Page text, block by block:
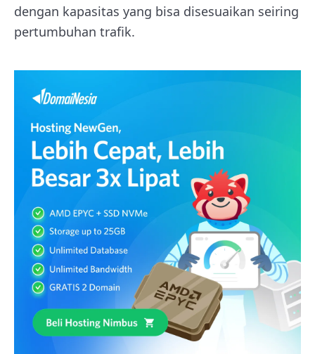
dengan kapasitas yang bisa disesuaikan seiring
pertumbuhan trafik.